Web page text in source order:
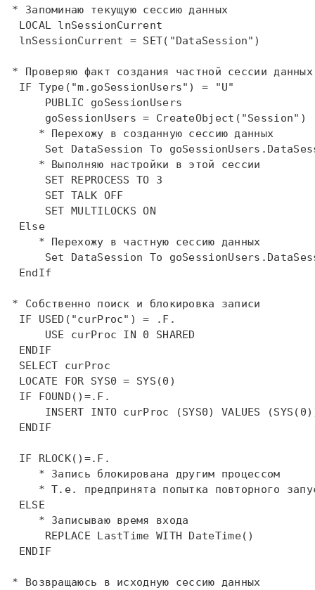
* Запоминаю текущую сессию данных
LOCAL lnSessionCurrent
  lnSessionCurrent =
SET("DataSession")
* Проверяю факт создания частной сессии
IF Type ("m.goSessionUsers") = "U"
PUBLIC goSessionUsers
      goSessionUsers =
CreateObject
     * Перехожу в созданную сессию данных
Set DataSession To
     * Выполняю настройки в этой сессии
SET
REPROCESS TO 3
SET TALK OFF
SET
MULTILOCKS ON
Else
     * Перехожу в частную сессию данных
Set DataSession To
EndIf
* Собственно поиск и блокировка записи
IF
USED ("curProc") = .F.
USE curProc IN
0 SHARED
ENDIF
SELECT curProc
LOCATE
FOR SYS0 = SYS (0)
IF
FOUND ()=.F.
INSERT
INTO curProc (SYS0) VALUES (SYS
ENDIF
IF RLOCK
     * Запись блокирована другим процессом
* Т.е. предпринята попытка повторного
ELSE
     * Записываю время входа
REPLACE LastTime WITH DateTime()
ENDIF
* Возвращаюсь в исходную сессию данных